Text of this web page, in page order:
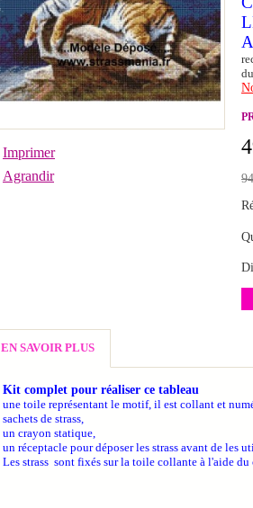
Imprimer
Agrandir
EN SAVOIR PLUS
Kit complet pour réaliser ce tableau
une toile représentant le motif, il est collant et
sachets de strass,
un crayon statique,
un réceptacle pour déposer les strass avant de les
Les strass sont fixés sur la toile collante à l'aide du